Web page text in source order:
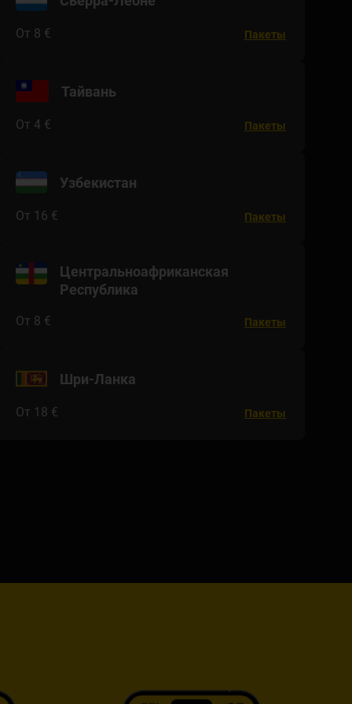
От 8 € Пакеты
Тайвань
От 4 € Пакеты
Узбекистан
От 16 € Пакеты
Центральноафриканская
Республика
От 8 € Пакеты
Шри-Ланка
От 18 € Пакеты